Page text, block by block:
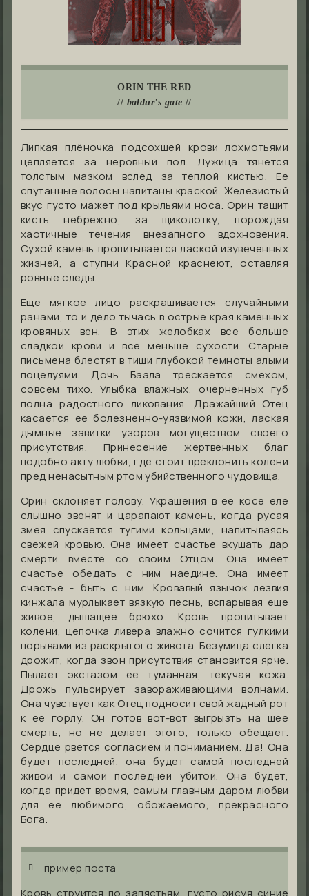
ORIN THE RED
// baldur's gate //
Липкая плёночка подсохшей крови лохмотьями
цепляется за неровный пол. Лужица тянется
толстым мазком вслед за теплой кистью. Ее
спутанные волосы напитаны краской. Железистый
вкус густо мажет под крыльями носа. Орин тащит
кисть небрежно, за щиколотку, порождая
хаотичные течения внезапного вдохновения.
Сухой камень пропитывается лаской изувеченных
жизней, а ступни Красной краснеют, оставляя
ровные следы.
Еще мягкое лицо раскрашивается случайными
ранами, то и дело тычась в острые края каменных
кровяных вен. В этих желобках все больше
сладкой крови и все меньше сухости. Старые
письмена блестят в тиши глубокой темноты алыми
поцелуями. Дочь Баала трескается смехом,
совсем тихо. Улыбка влажных, очерненных губ
полна радостного ликования. Дражайший Отец
касается ее болезненно-уязвимой кожи, лаская
дымные завитки узоров могуществом своего
присутствия. Принесение жертвенных благ
подобно акту любви, где стоит преклонить колени
пред ненасытным ртом убийственного чудовища.
Орин склоняет голову. Украшения в ее косе еле
слышно звенят и царапают камень, когда русая
змея спускается тугими кольцами, напитываясь
свежей кровью. Она имеет счастье вкушать дар
смерти вместе со своим Отцом. Она имеет
счастье обедать с ним наедине. Она имеет
счастье - быть с ним. Кровавый язычок лезвия
кинжала мурлыкает вязкую песнь, вспарывая еще
живое, дышащее брюхо. Кровь пропитывает
колени, цепочка ливера влажно сочится гулкими
порывами из раскрытого живота. Безумица слегка
дрожит, когда звон присутствия становится ярче.
Пылает экстазом ее туманная, текучая кожа.
Дрожь пульсирует завораживающими волнами.
Она чувствует как Отец подносит свой жадный рот
к ее горлу. Он готов вот-вот выгрызть на шее
смерть, но не делает этого, только обещает.
Сердце рвется согласием и пониманием. Да! Она
будет последней, она будет самой последней
живой и самой последней убитой. Она будет,
когда придет время, самым главным даром любви
для ее любимого, обожаемого, прекрасного
Бога.
пример поста
Кровь струится по запястьям, густо рисуя синие